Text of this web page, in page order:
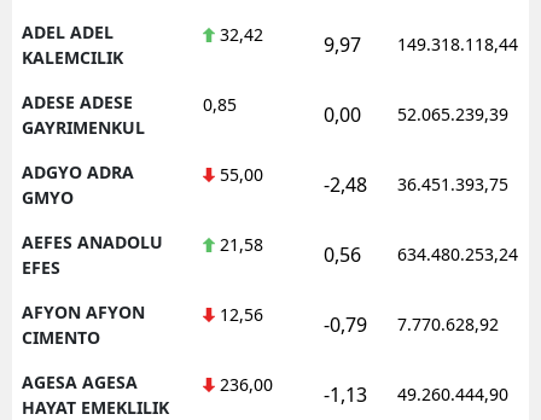
ADEL ADEL
KALEMCILIK
32,42 9,97 149.318.118,44
ADESE ADESE
GAYRIMENKUL
0,85 0,00 52.065.239,39
ADGYO ADRA
GMYO
55,00 -2,48 36.451.393,75
AEFES ANADOLU
EFES
21,58 0,56 634.480.253,24
AFYON AFYON
CIMENTO
12,56 -0,79 7.770.628,92
AGESA AGESA
HAYAT EMEKLILIK
236,00 -1,13 49.260.444,90